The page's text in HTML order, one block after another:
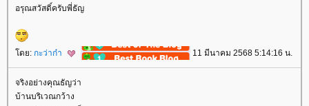
อรุณสวัสดิ์ครับพี่ธัญ
ดย: กะว่าก๋า 11 มีนาคม 2568 5:14:16 น.
จริงอย่างคุณธัญว่า
บ้านบริเวณกว้าง